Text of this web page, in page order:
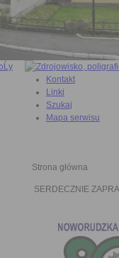
Kontakt
Linki
Szukaj
Mapa serwisu
Strona główna
SERDECZNIE